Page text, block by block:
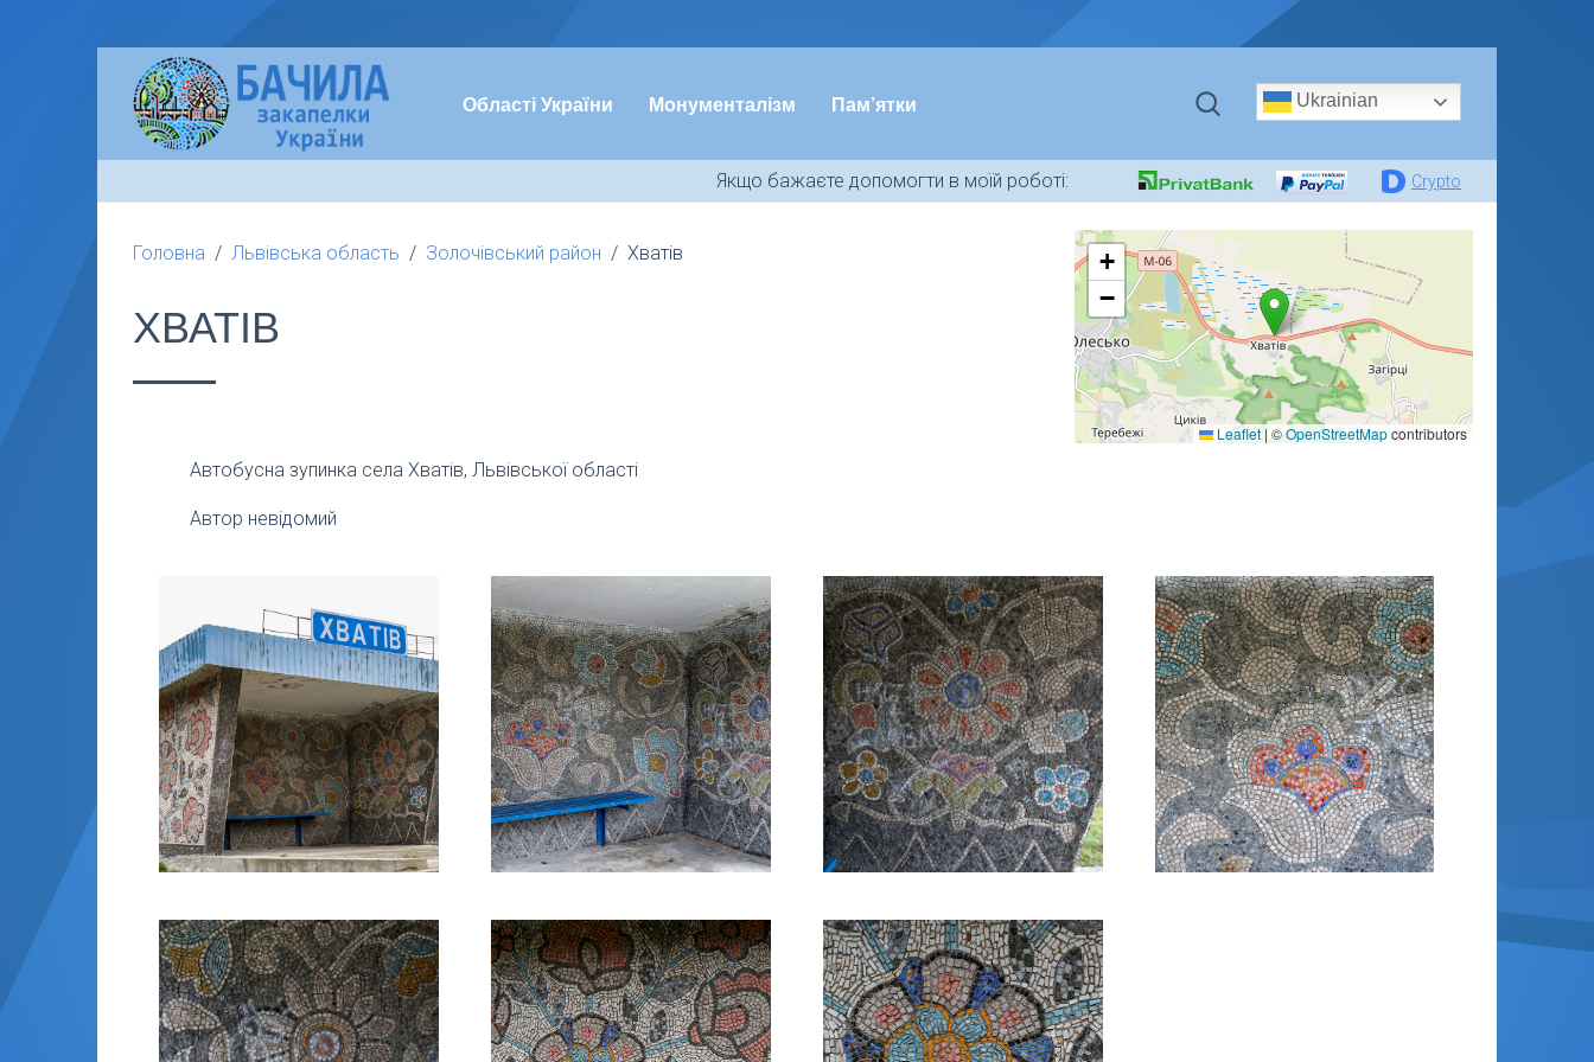
Області України Монументалізм Пам’ятки Ukrainian
Якщо бажаєте допомогти в моїй роботі: Crypto
Головна Львівська область Золочівський район Хватів
ХВАТІВ
+
−
Leaflet | ©OpenStreetMapcontributors
Автобусна зупинка села Хватів, Львівської області
Автор невідомий